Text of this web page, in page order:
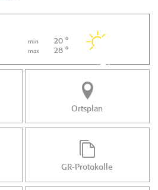
min 20 °
max 28 °
Ortsplan
GR-Protokolle